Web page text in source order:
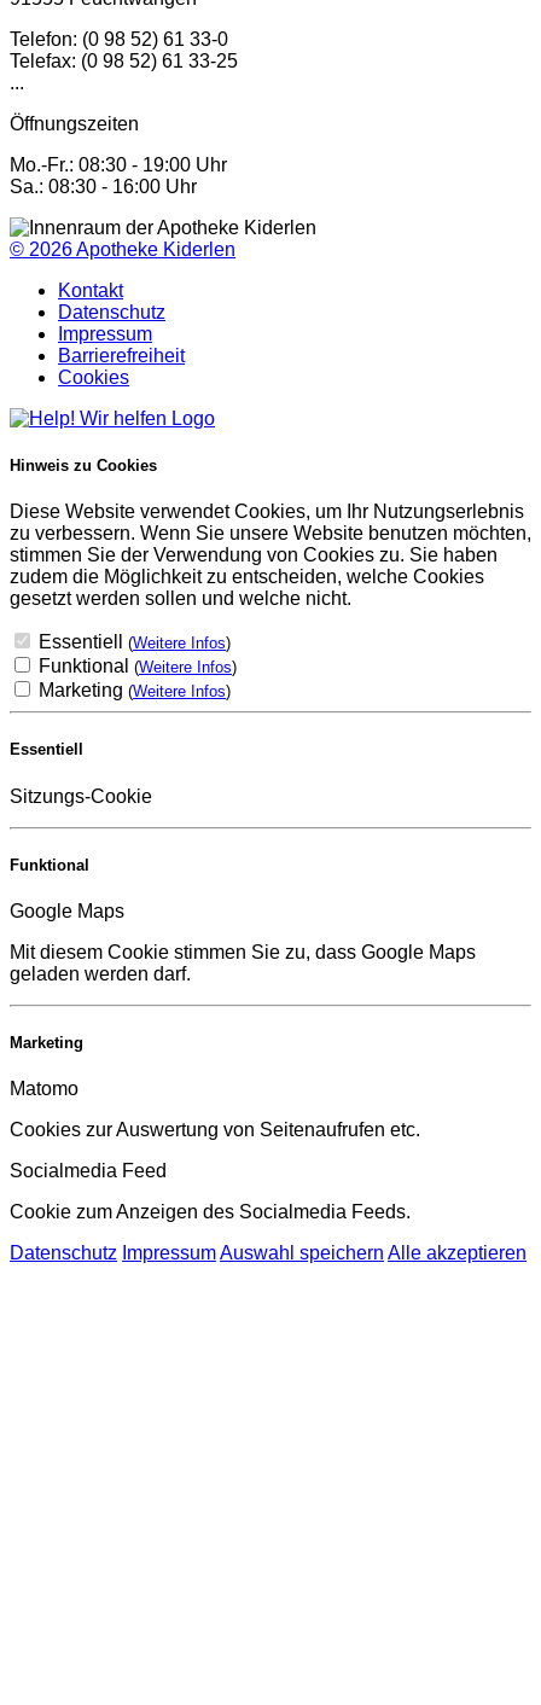
Telefon: (0 98 52) 61 33-0
Telefax: (0 98 52) 61 33-25
...
Öffnungszeiten
Mo.-Fr.: 08:30 - 19:00 Uhr
Sa.: 08:30 - 16:00 Uhr
© 2026Apotheke Kiderlen
Kontakt
Datenschutz
Impressum
Barrierefreiheit
Cookies
Hinweis zu Cookies
Diese Website verwendet Cookies, um Ihr Nutzungserlebnis
zu verbessern. Wenn Sie unsere Website benutzen möchten,
stimmen Sie der Verwendung von Cookies zu. Sie haben
zudem die Möglichkeit zu entscheiden, welche Cookies
gesetzt werden sollen und welche nicht.
Essentiell (Weitere Infos)
Funktional (Weitere Infos)
Marketing (Weitere Infos)
Essentiell
Sitzungs-Cookie
Funktional
Google Maps
Mit diesem Cookie stimmen Sie zu, dass Google Maps
geladen werden darf.
Marketing
Matomo
Cookies zur Auswertung von Seitenaufrufen etc.
Socialmedia Feed
Cookie zum Anzeigen des Socialmedia Feeds.
Datenschutz ImpressumAuswahl speichern Alle akzeptieren